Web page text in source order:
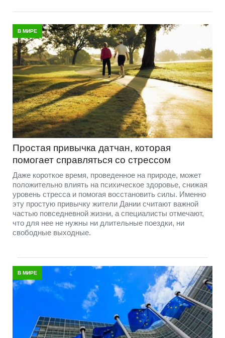
В МИРЕ
Простая привычка датчан, которая
помогает справляться со стрессом
Даже короткое время, проведенное на природе, может
положительно влиять на психическое здоровье, снижая
уровень стресса и помогая восстановить силы. Именно
эту простую привычку жители Дании считают важной
частью повседневной жизни, а специалисты отмечают,
что для нее не нужны ни длительные поездки, ни
свободные выходные.
В МИРЕ